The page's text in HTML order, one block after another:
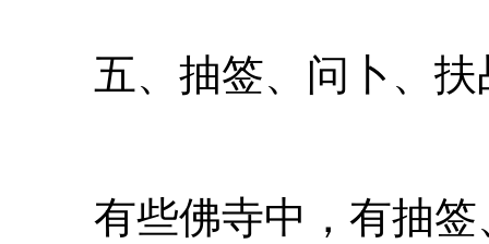
五、抽签、问卜、扶
有些佛寺中，有抽签